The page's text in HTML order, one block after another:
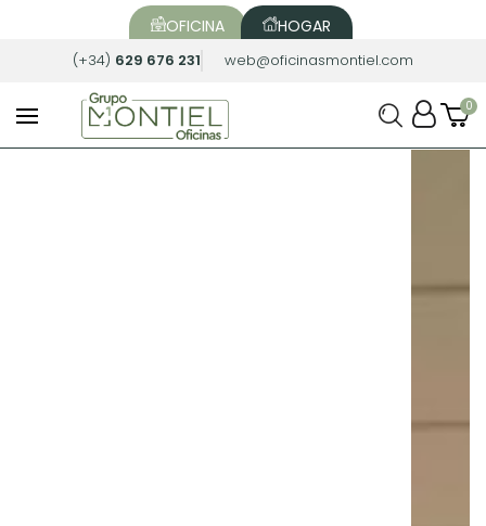
OFICINA HOGAR
(+34) 629 676 231 web@oficinasmontiel.com